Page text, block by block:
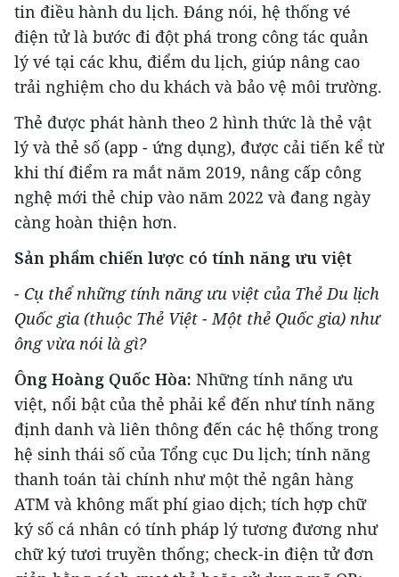
tin điều hành du lịch. Đáng nói, hệ thống vé
điện tử là bước đi đột phá trong công tác quản
lý vé tại các khu, điểm du lịch, giúp nâng cao
trải nghiệm cho du khách và bảo vệ môi trường.
Thẻ được phát hành theo 2 hình thức là thẻ vật
lý và thẻ số (app - ứng dụng), được cải tiến kể từ
khi thí điểm ra mắt năm 2019, nâng cấp công
nghệ mới thẻ chip vào năm 2022 và đang ngày
càng hoàn thiện hơn.
Sản phẩm chiến lược có tính năng ưu việt
- Cụ thể những tính năng ưu việt của Thẻ Du lịch
Quốc gia (thuộc Thẻ Việt - Một thẻ Quốc gia) như
ông vừa nói là gì?
Ông Hoàng Quốc Hòa: Những tính năng ưu
việt, nổi bật của thẻ phải kể đến như tính năng
định danh và liên thông đến các hệ thống trong
hệ sinh thái số của Tổng cục Du lịch; tính năng
thanh toán tài chính như một thẻ ngân hàng
ATM và không mất phí giao dịch; tích hợp chữ
ký số cá nhân có tính pháp lý tương đương như
chữ ký tươi truyền thống; check-in điện tử đơn